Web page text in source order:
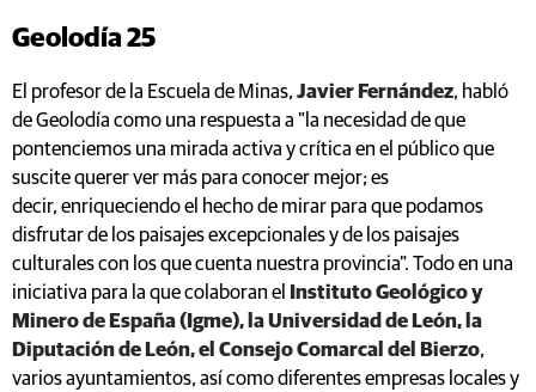
Geolodía 25
El profesor de la Escuela de Minas, Javier Fernández, habló
de Geolodía como una respuesta a "la necesidad de que
pontenciemos una mirada activa y crítica en el público que
suscite querer ver más para conocer mejor; es
decir, enriqueciendo el hecho de mirar para que podamos
disfrutar de los paisajes excepcionales y de los paisajes
culturales con los que cuenta nuestra provincia". Todo en una
iniciativa para la que colaboran el
Instituto Geológico y
Minero de España (Igme), la Universidad de León, la
Diputación de León, el Consejo Comarcal del Bierzo,
varios ayuntamientos, así como diferentes empresas locales y